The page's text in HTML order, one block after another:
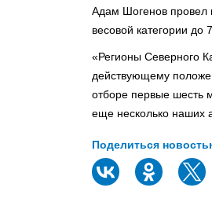
Адам Шогенов провел
весовой категории до
«Регионы Северного
действующему
отборе первые шесть
еще несколько наших
Поделиться